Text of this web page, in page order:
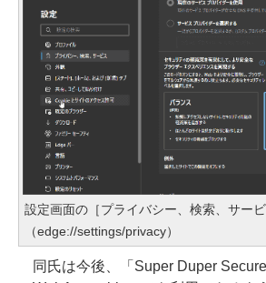
設定画面の［プライバシー、検索、サー
（edge://settings/privacy）
同氏は今後、「Super Duper